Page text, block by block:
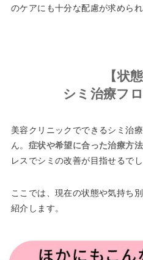
のケアにも十分な配慮が求められ
【状
シミ治療フ
美容クリニックでできるシミ治
ん。 症状や希望に合った治療方
レスでシミの改善が目指せるでし
ここでは、現在の状態や気持ち
紹介します。